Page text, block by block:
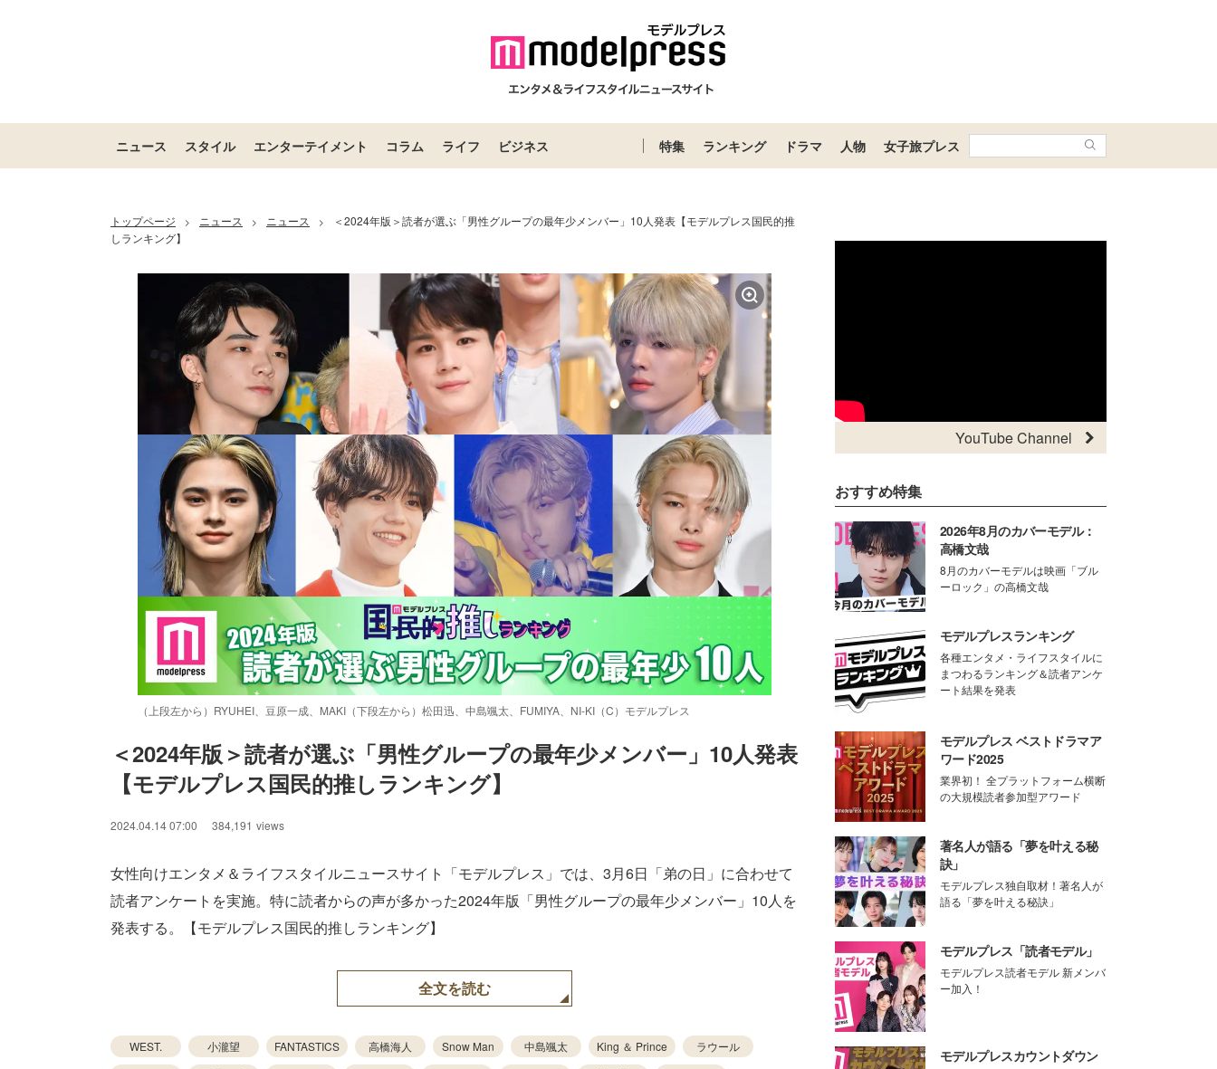
ニュース スタイル エンターテイメント コラム ライフ ビジネス 特集 ランキング ドラマ 人物 女子旅プレス
トップページ > ニュース > ニュース >
＜2024年版＞読者が選ぶ「男性グループの最年少メンバー」10人発表【モデルプレス国民的推
しランキング】
（上段左から）RYUHEI、豆原一成、MAKI（下段左から）松田迅、中島颯太、FUMIYA、NI-KI（C）モデルプレス
Unmute / Loaded:
87.03%
＜2024年版＞読者が選ぶ「男性グループの最年少メンバー」10人発表
【モデルプレス国民的推しランキング】
2024.04.14 07:00 384,191 views
女性向けエンタメ＆ライフスタイルニュースサイト「モデルプレス」では、3月6日「弟の日」に合わせて
読者アンケートを実施。特に読者からの声が多かった2024年版「男性グループの最年少メンバー」10人を
発表する。【モデルプレス国民的推しランキング】
全文を読む
WEST. 小瀧望 FANTASTICS 高橋海人 Snow Man 中島颯太 King ＆ Prince
ラウール
YouTube Channel
おすすめ特集
2026年8月のカバーモデル：
高橋文哉
8月のカバーモデルは映画「ブル
ーロック」の高橋文哉
モデルプレスランキング
各種エンタメ・ライフスタイルに
まつわるランキング＆読者アンケ
ート結果を発表
モデルプレス ベストドラマア
ワード2025
業界初！ 全プラットフォーム横断
の大規模読者参加型アワード
著名人が語る「夢を叶える秘
訣」
モデルプレス独自取材！著名人が
語る「夢を叶える秘訣」
モデルプレス「読者モデル」
モデルプレス読者モデル 新メンバ
ー加入！
モデルプレスカウントダウン